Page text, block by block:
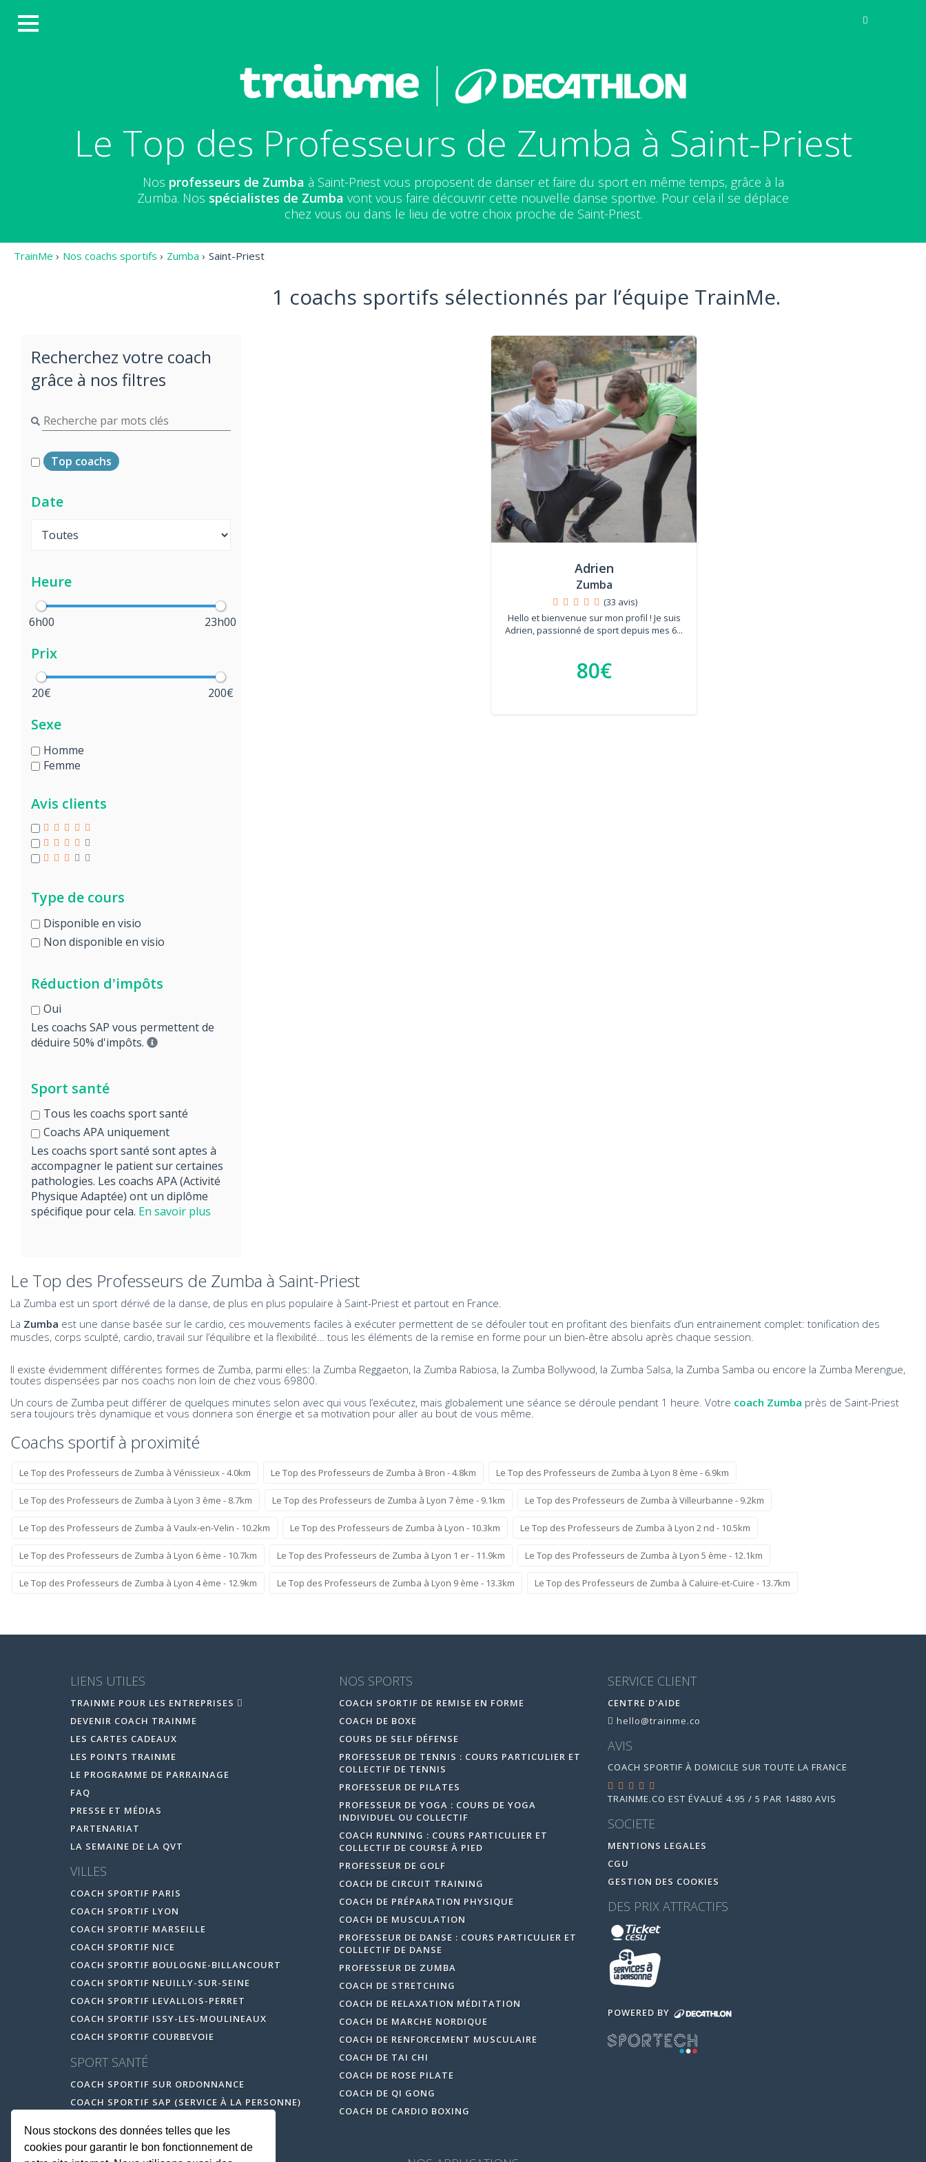
Le Top des Professeurs de Zumba à Saint-Priest
Nos professeurs de Zumba à Saint-Priest vous proposent de danser et faire du sport en même temps, grâce à la
Zumba. Nos spécialistes de Zumba vont vous faire découvrir cette nouvelle danse sportive. Pour cela il se déplace
chez vous ou dans le lieu de votre choix proche de Saint-Priest.
TrainMe › Nos coachs sportifs › Zumba › Saint-Priest
Recherchez votre coach
grâce à nos filtres
Top coachs
Date
Heure
6h00 23h00
Prix
20€ 200€
Sexe
Homme
Femme
Avis clients
Type de cours
Disponible en visio
Non disponible en visio
Réduction d'impôts
Oui
Les coachs SAP vous permettent de
déduire 50% d'impôts.
Sport santé
Tous les coachs sport santé
Coachs APA uniquement
Les coachs sport santé sont aptes à
accompagner le patient sur certaines
pathologies. Les coachs APA (Activité
Physique Adaptée) ont un diplôme
spécifique pour cela. En savoir plus
1 coachs sportifs sélectionnés par l’équipe TrainMe.
Adrien
Zumba
(33 avis)
Hello et bienvenue sur mon profil ! Je suis
Adrien, passionné de sport depuis mes 6...
80€
Le Top des Professeurs de Zumba à Saint-Priest
La Zumba est un sport dérivé de la danse, de plus en plus populaire à Saint-Priest et partout en France.
La Zumba est une danse basée sur le cardio, ces mouvements faciles à exécuter permettent de se défouler tout en profitant des bienfaits d’un entrainement complet: tonification des
muscles, corps sculpté, cardio, travail sur l’équilibre et la flexibilité… tous les éléments de la remise en forme pour un bien-être absolu après chaque session.
Il existe évidemment différentes formes de Zumba, parmi elles: la Zumba Reggaeton, la Zumba Rabiosa, la Zumba Bollywood, la Zumba Salsa, la Zumba Samba ou encore la Zumba Merengue,
toutes dispensées par nos coachs non loin de chez vous 69800.
Un cours de Zumba peut différer de quelques minutes selon avec qui vous l’exécutez, mais globalement une séance se déroule pendant 1 heure. Votre coach Zumba près de Saint-Priest
sera toujours très dynamique et vous donnera son énergie et sa motivation pour aller au bout de vous même.
Coachs sportif à proximité
Le Top des Professeurs de Zumba à Vénissieux - 4.0km Le Top des Professeurs de Zumba à Bron - 4.8km Le Top des Professeurs de Zumba à Lyon 8 ème - 6.9km
Le Top des Professeurs de Zumba à Lyon 3 ème - 8.7km Le Top des Professeurs de Zumba à Lyon 7 ème - 9.1km Le Top des Professeurs de Zumba à Villeurbanne - 9.2km
Le Top des Professeurs de Zumba à Vaulx-en-Velin - 10.2km Le Top des Professeurs de Zumba à Lyon - 10.3km Le Top des Professeurs de Zumba à Lyon 2 nd - 10.5km
Le Top des Professeurs de Zumba à Lyon 6 ème - 10.7km Le Top des Professeurs de Zumba à Lyon 1 er - 11.9km Le Top des Professeurs de Zumba à Lyon 5 ème - 12.1km
Le Top des Professeurs de Zumba à Lyon 4 ème - 12.9km Le Top des Professeurs de Zumba à Lyon 9 ème - 13.3km Le Top des Professeurs de Zumba à Caluire-et-Cuire - 13.7km
LIENS UTILES
TRAINME POUR LES ENTREPRISES
DEVENIR COACH TRAINME
LES CARTES CADEAUX
LES POINTS TRAINME
LE PROGRAMME DE PARRAINAGE
FAQ
PRESSE ET MÉDIAS
PARTENARIAT
LA SEMAINE DE LA QVT
VILLES
COACH SPORTIF PARIS
COACH SPORTIF LYON
COACH SPORTIF MARSEILLE
COACH SPORTIF NICE
COACH SPORTIF BOULOGNE-BILLANCOURT
COACH SPORTIF NEUILLY-SUR-SEINE
COACH SPORTIF LEVALLOIS-PERRET
COACH SPORTIF ISSY-LES-MOULINEAUX
COACH SPORTIF COURBEVOIE
SPORT SANTÉ
COACH SPORTIF SUR ORDONNANCE
COACH SPORTIF SAP (SERVICE À LA PERSONNE)
NOS SPORTS
COACH SPORTIF DE REMISE EN FORME
COACH DE BOXE
COURS DE SELF DÉFENSE
PROFESSEUR DE TENNIS : COURS PARTICULIER ET
COLLECTIF DE TENNIS
PROFESSEUR DE PILATES
PROFESSEUR DE YOGA : COURS DE YOGA
INDIVIDUEL OU COLLECTIF
COACH RUNNING : COURS PARTICULIER ET
COLLECTIF DE COURSE À PIED
PROFESSEUR DE GOLF
COACH DE CIRCUIT TRAINING
COACH DE PRÉPARATION PHYSIQUE
COACH DE MUSCULATION
PROFESSEUR DE DANSE : COURS PARTICULIER ET
COLLECTIF DE DANSE
PROFESSEUR DE ZUMBA
COACH DE STRETCHING
COACH DE RELAXATION MÉDITATION
COACH DE MARCHE NORDIQUE
COACH DE RENFORCEMENT MUSCULAIRE
COACH DE TAI CHI
COACH DE ROSE PILATE
COACH DE QI GONG
COACH DE CARDIO BOXING
SERVICE CLIENT
CENTRE D'AIDE
hello@trainme.co
AVIS
COACH SPORTIF À DOMICILE SUR TOUTE LA FRANCE
TRAINME.CO EST ÉVALUÉ 4.95 / 5 PAR 14880 AVIS
SOCIETE
MENTIONS LEGALES
CGU
GESTION DES COOKIES
DES PRIX ATTRACTIFS
POWERED BY
Nous stockons des données telles que les
cookies pour garantir le bon fonctionnement de